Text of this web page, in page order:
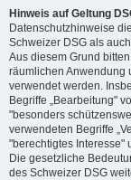
Hinweis auf Geltung
Datenschutzhinweise
Schweizer DSG als
Aus diesem Grund
räumlichen Anwendung
verwendet werden.
Begriffe „Bearbeitung"
"besonders
verwendeten Begriffe
"berechtigtes Interesse"
Die gesetzliche
des Schweizer DSG